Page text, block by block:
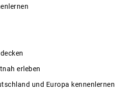
erleben
und Europa kennenlernen